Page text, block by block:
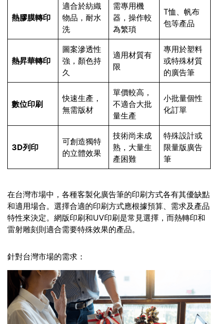
熱膠膜轉印
適合於紡織
物品，耐水
洗
需專用機
器，操作較
為繁瑣
T恤、帆布
包等產品
熱昇華轉印
圖案滲透性
強，顏色持
久
適用材質有
限
專用於塑料
或特殊材質
的廣告筆
數位印刷
快速生產，
無需版材
單價較高，
不適合大批
量生產
小批量個性
化訂單
3D列印
可創造獨特
的立體效果
技術尚未成
熟，大量生
產困難
特殊設計或
限量版廣告
筆
在台灣市場中，各種客製化廣告筆的印刷方式各有其優缺點
和適用場合。選擇合適的印刷方式應根據預算、需求及產品
特性來決定。網版印刷和UV印刷是常見選擇，而熱轉印和
雷射雕刻則適合需要特殊效果的產品。
針對台灣市場的需求：